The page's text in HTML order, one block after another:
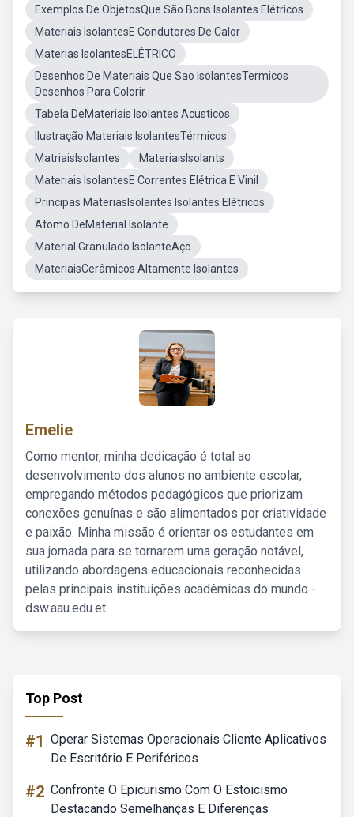
Exemplos De ObjetosQue São Bons Isolantes Elétricos
Materiais IsolantesE Condutores De Calor
Materias IsolantesELÉTRICO
Desenhos De Materiais Que Sao IsolantesTermicos
Desenhos Para Colorir
Tabela DeMateriais Isolantes Acusticos
Ilustração Materiais IsolantesTérmicos
MatriaisIsolantes
MateriaisIsolants
Materiais IsolantesE Correntes Elétrica E Vinil
Principas MateriasIsolantes Isolantes Elétricos
Atomo DeMaterial Isolante
Material Granulado IsolanteAço
MateriaisCerâmicos Altamente Isolantes
Emelie
Como mentor, minha dedicação é total ao
desenvolvimento dos alunos no ambiente escolar,
empregando métodos pedagógicos que priorizam
conexões genuínas e são alimentados por criatividade
e paixão. Minha missão é orientar os estudantes em
sua jornada para se tornarem uma geração notável,
utilizando abordagens educacionais reconhecidas
pelas principais instituições acadêmicas do mundo -
dsw.aau.edu.et.
Top Post
#1 Operar Sistemas Operacionais Cliente Aplicativos
De Escritório E Periféricos
#2 Confronte O Epicurismo Com O Estoicismo
Destacando Semelhanças E Diferenças